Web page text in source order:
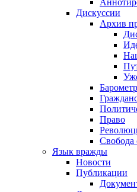
Дискуссии
Архив
Право
Свобода
Язык вражды
Новости
Публикации